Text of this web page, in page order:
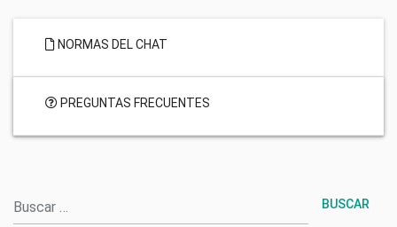
NORMAS DEL CHAT
PREGUNTAS FRECUENTES